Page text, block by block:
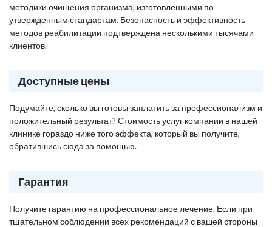
методики очищения организма, изготовленными по
утвержденным стандартам. Безопасность и эффективность
методов реабилитации подтверждена несколькими тысячами
клиентов.
Доступные цены
Подумайте, сколько вы готовы заплатить за профессионализм и
положительный результат? Стоимость услуг компании в нашей
клинике гораздо ниже того эффекта, который вы получите,
обратившись сюда за помощью.
Гарантия
Получите гарантию на профессиональное лечение. Если при
тщательном соблюдении всех рекомендаций с вашей стороны